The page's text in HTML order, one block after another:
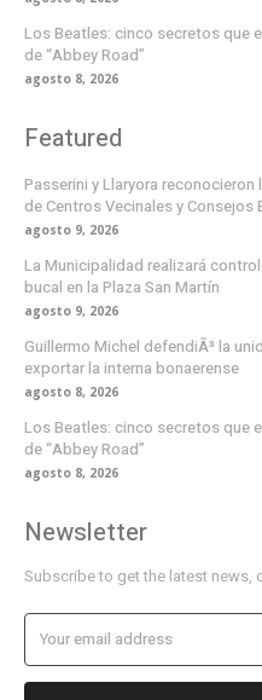
Los Beatles: cinco secretos que
de “Abbey Road”
agosto 8, 2026
Featured
Passerini y Llaryora
de Centros Vecinales y Consejos
agosto 9, 2026
La Municipalidad realizará
bucal en la Plaza San Martín
agosto 9, 2026
Guillermo Michel defendiÃ³ la
exportar la interna bonaerense
agosto 8, 2026
Los Beatles: cinco secretos que
de “Abbey Road”
agosto 8, 2026
Newsletter
Subscribe to get the latest news,